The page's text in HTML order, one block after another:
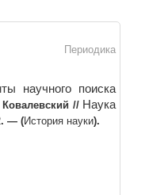
Периодика
научного поиска
// Наука
. — (История науки).